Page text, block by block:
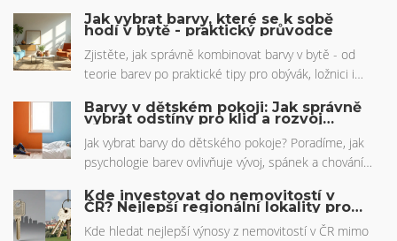
Jak vybrat barvy, které se k sobě
hodí v bytě - praktický průvodce
Zjistěte, jak správně kombinovat barvy v bytě - od
teorie barev po praktické tipy pro obývák, ložnici i
Barvy v dětském pokoji: Jak správně
vybrat odstíny pro klid a rozvoj
Jak vybrat barvy do dětského pokoje? Poradíme, jak
psychologie barev ovlivňuje vývoj, spánek a chování
Kde investovat do nemovitostí v
ČR? Nejlepší regionální lokality pro
Kde hledat nejlepší výnosy z nemovitostí v ČR mimo